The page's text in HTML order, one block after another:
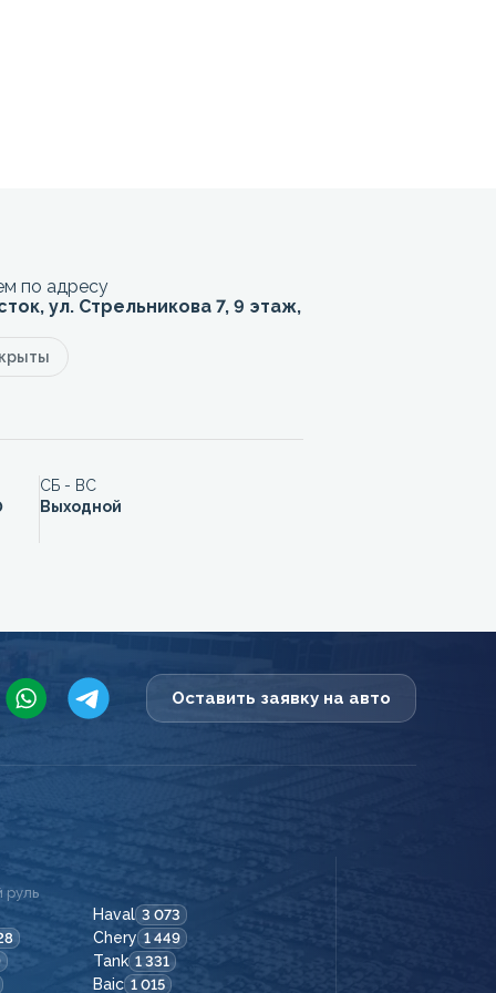
по адресу
ул. Стрельникова 7, 9 этаж,
СБ - ВС
Выходной
Оставить заявку на авто
руль
Haval 3 073
Chery 1 449
Tank 1 331
Baic 1 015